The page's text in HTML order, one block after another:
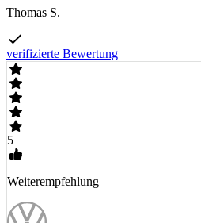
Thomas S.
verifizierte Bewertung
5
Weiterempfehlung